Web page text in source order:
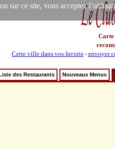
sur ce site, vous acceptez
Carte
Cette ville dans vos favoris - envoyer
des Restaurants Nouveaux Menus